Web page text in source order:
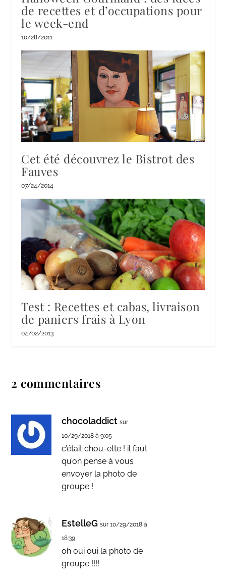
de recettes et d’occupations pour
le week-end
10/28/2011
Cet été découvrez le Bistrot des
Fauves
07/24/2014
Test : Recettes et cabas, livraison
de paniers frais à Lyon
04/02/2013
2 commentaires
chocoladdict sur
10/29/2018 à 9:05
c’était chou-ette ! il faut
qu’on pense à vous
envoyer la photo de
groupe !
EstelleG sur 10/29/2018 à
18:39
oh oui oui la photo de
groupe !!!!